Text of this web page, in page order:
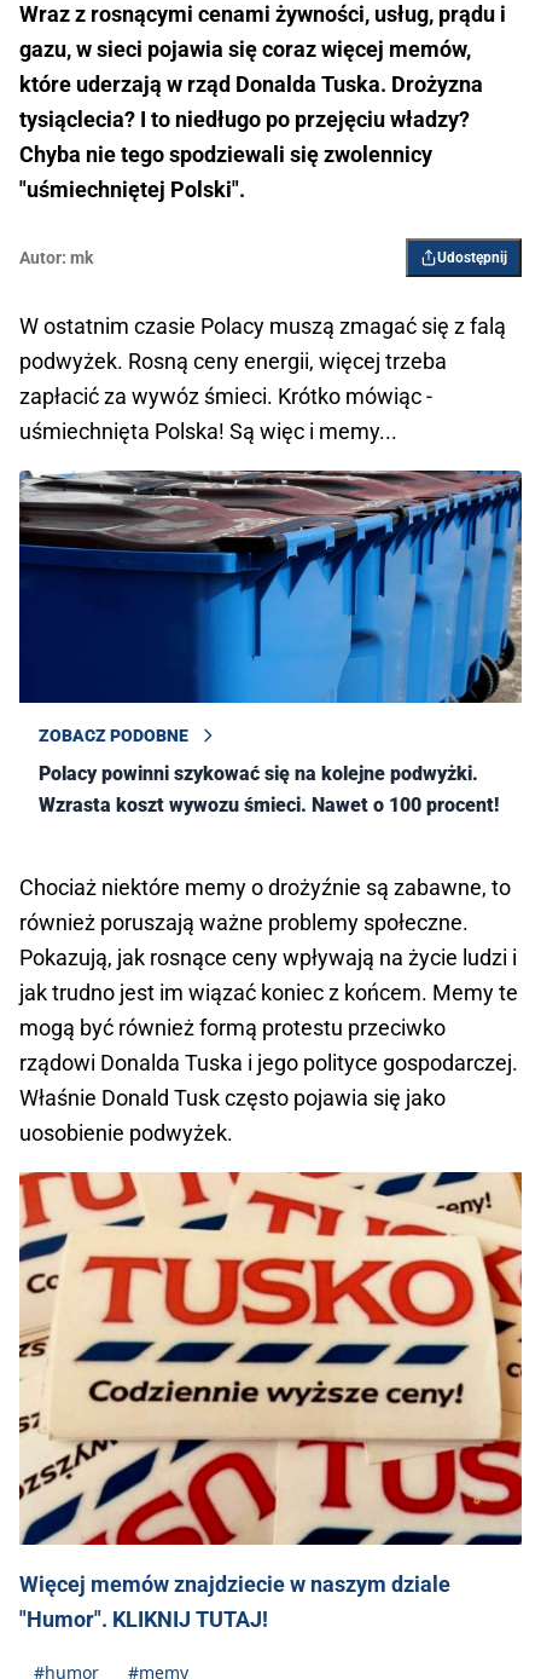
Wraz z rosnącymi cenami żywności, usług, prądu i
gazu, w sieci pojawia się coraz więcej memów,
które uderzają w rząd Donalda Tuska. Drożyzna
tysiąclecia? I to niedługo po przejęciu władzy?
Chyba nie tego spodziewali się zwolennicy
"uśmiechniętej Polski".
Autor: mk Udostępnij
W ostatnim czasie Polacy muszą zmagać się z falą
podwyżek. Rosną ceny energii, więcej trzeba
zapłacić za wywóz śmieci. Krótko mówiąc -
uśmiechnięta Polska! Są więc i memy...
ZOBACZ PODOBNE
Polacy powinni szykować się na kolejne podwyżki.
Wzrasta koszt wywozu śmieci. Nawet o 100 procent!
Chociaż niektóre memy o drożyźnie są zabawne, to
również poruszają ważne problemy społeczne.
Pokazują, jak rosnące ceny wpływają na życie ludzi i
jak trudno jest im wiązać koniec z końcem. Memy te
mogą być również formą protestu przeciwko
rządowi Donalda Tuska i jego polityce gospodarczej.
Właśnie Donald Tusk często pojawia się jako
uosobienie podwyżek.
Więcej memów znajdziecie w naszym dziale
"Humor". KLIKNIJ TUTAJ!
#humor #memy